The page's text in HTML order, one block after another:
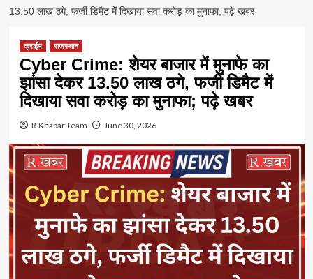
13.50 लाख ठगे, फर्जी डिमैट में दिखाया सवा करोड़ का मुनाफा; पढ़े खबर
क्राईम राजस्थान
Cyber Crime: शेयर बाजार में मुनाफे का
झांसा देकर 13.50 लाख ठगे, फर्जी डिमैट में
दिखाया सवा करोड़ का मुनाफा; पढ़े खबर
R.Khabar Team June 30, 2026